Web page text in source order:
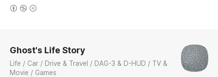
Ghost's Life Story
Life / Car / Drive & Travel / DAG-3 & D-HUD / TV &
Movie / Games